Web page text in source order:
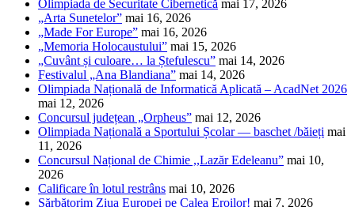
Olimpiada de Securitate Cibernetică mai 17, 2026
„Arta Sunetelor” mai 16, 2026
„Made For Europe” mai 16, 2026
„Memoria Holocaustului” mai 15, 2026
„Cuvânt și culoare… la Ștefulescu” mai 14, 2026
Festivalul „Ana Blandiana” mai 14, 2026
Olimpiada Națională de Informatică Aplicată – AcadNet 2026
mai 12, 2026
Concursul județean „Orpheus” mai 12, 2026
Olimpiada Națională a Sportului Școlar — baschet /băieți mai
11, 2026
Concursul Național de Chimie ,,Lazăr Edeleanu” mai 10,
2026
Calificare în lotul restrâns mai 10, 2026
Sărbătorim Ziua Europei pe Calea Eroilor! mai 7, 2026